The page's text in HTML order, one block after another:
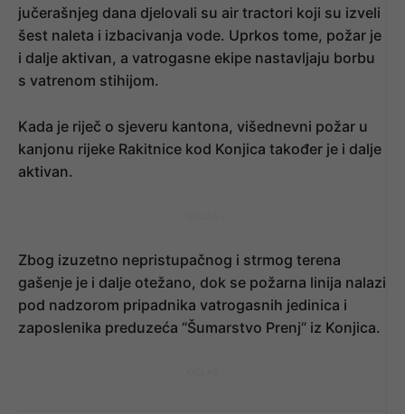
jučerašnjeg dana djelovali su air tractori koji su izveli
šest naleta i izbacivanja vode. Uprkos tome, požar je
i dalje aktivan, a vatrogasne ekipe nastavljaju borbu
s vatrenom stihijom.
Kada je riječ o sjeveru kantona, višednevni požar u
kanjonu rijeke Rakitnice kod Konjica također je i dalje
aktivan.
Zbog izuzetno nepristupačnog i strmog terena
gašenje je i dalje otežano, dok se požarna linija nalazi
pod nadzorom pripadnika vatrogasnih jedinica i
zaposlenika preduzeća “Šumarstvo Prenj” iz Konjica.